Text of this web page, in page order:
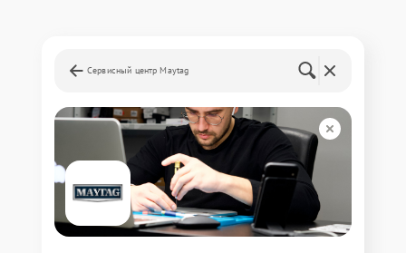
Сервисный центр Maytag